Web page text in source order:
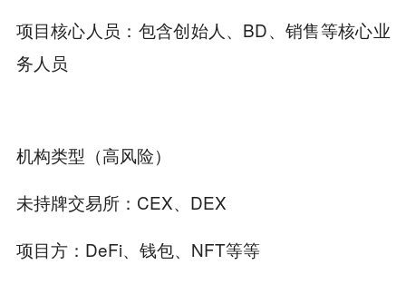
项目核心人员： 包含创始人、BD、销售等核心业
务人员
机构类型（高风险）
未持牌交易所： CEX、DEX
项目方： DeFi、钱包、NFT等等